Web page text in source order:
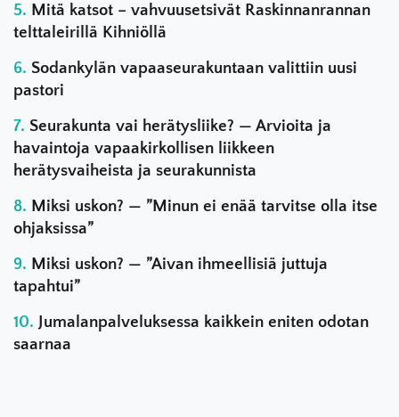
Mitä katsot – vahvuusetsivät Raskinnanrannan
telttaleirillä Kihniöllä
Sodankylän vapaaseurakuntaan valittiin uusi
pastori
Seurakunta vai herätysliike? — Arvioita ja
havaintoja vapaakirkollisen liikkeen
herätysvaiheista ja seurakunnista
Miksi uskon? — ”Minun ei enää tarvitse olla itse
ohjaksissa”
Miksi uskon? — ”Aivan ihmeellisiä juttuja
tapahtui”
Jumalanpalveluksessa kaikkein eniten odotan
saarnaa